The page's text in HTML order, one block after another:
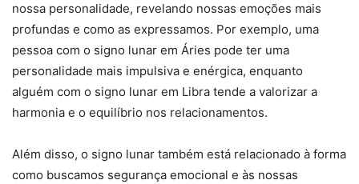
nossa personalidade, revelando nossas emoções mais
profundas e como as expressamos. Por exemplo, uma
pessoa com o signo lunar em Áries pode ter uma
personalidade mais impulsiva e enérgica, enquanto
alguém com o signo lunar em Libra tende a valorizar a
harmonia e o equilíbrio nos relacionamentos.
Além disso, o signo lunar também está relacionado à forma
como buscamos segurança emocional e às nossas